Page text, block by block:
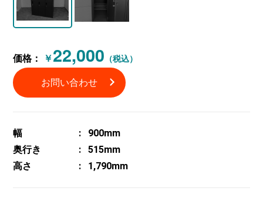
価格： ￥22,000 （税込）
お問い合わせ
幅
900mm
奥行き
515mm
高さ
1,790mm